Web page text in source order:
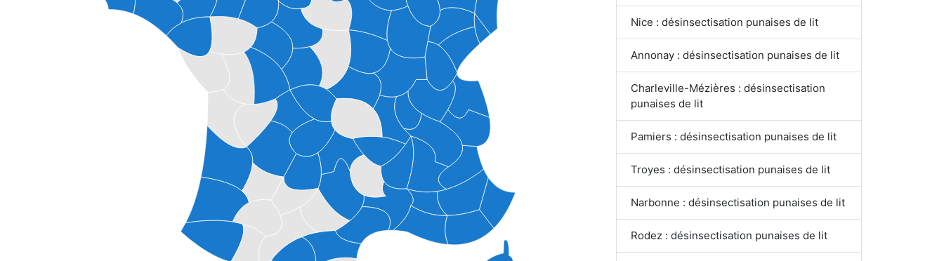
Nice : désinsectisation punaises de lit
Annonay : désinsectisation punaises de lit
Charleville-Mézières : désinsectisation
punaises de lit
Pamiers : désinsectisation punaises de lit
Troyes : désinsectisation punaises de lit
Narbonne : désinsectisation punaises de lit
Rodez : désinsectisation punaises de lit